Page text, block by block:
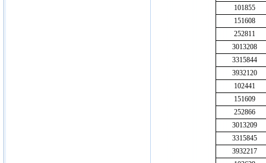
101855
151608
252811
3013208
3315844
3932120
102441
151609
252866
3013209
3315845
3932217